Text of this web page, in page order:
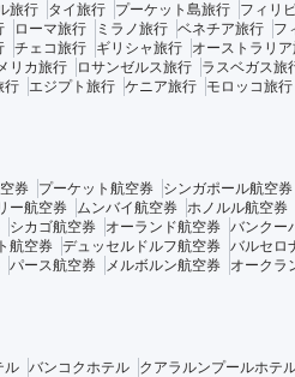
旅行 タイ旅行 プーケット島旅行 フィリ
ローマ旅行 ミラノ旅行 ベネチア旅行 フ
チェコ旅行 ギリシャ旅行 オーストラリ
リカ旅行 ロサンゼルス旅行 ラスベガス旅
行 エジプト旅行 ケニア旅行 モロッコ旅行
券 プーケット航空券 シンガポール航空券
ー航空券 ムンバイ航空券 ホノルル航空券
シカゴ航空券 オーランド航空券 バンクー
航空券 デュッセルドルフ航空券 バルセロ
パース航空券 メルボルン航空券 オークラ
ル バンコクホテル クアラルンプールホテ